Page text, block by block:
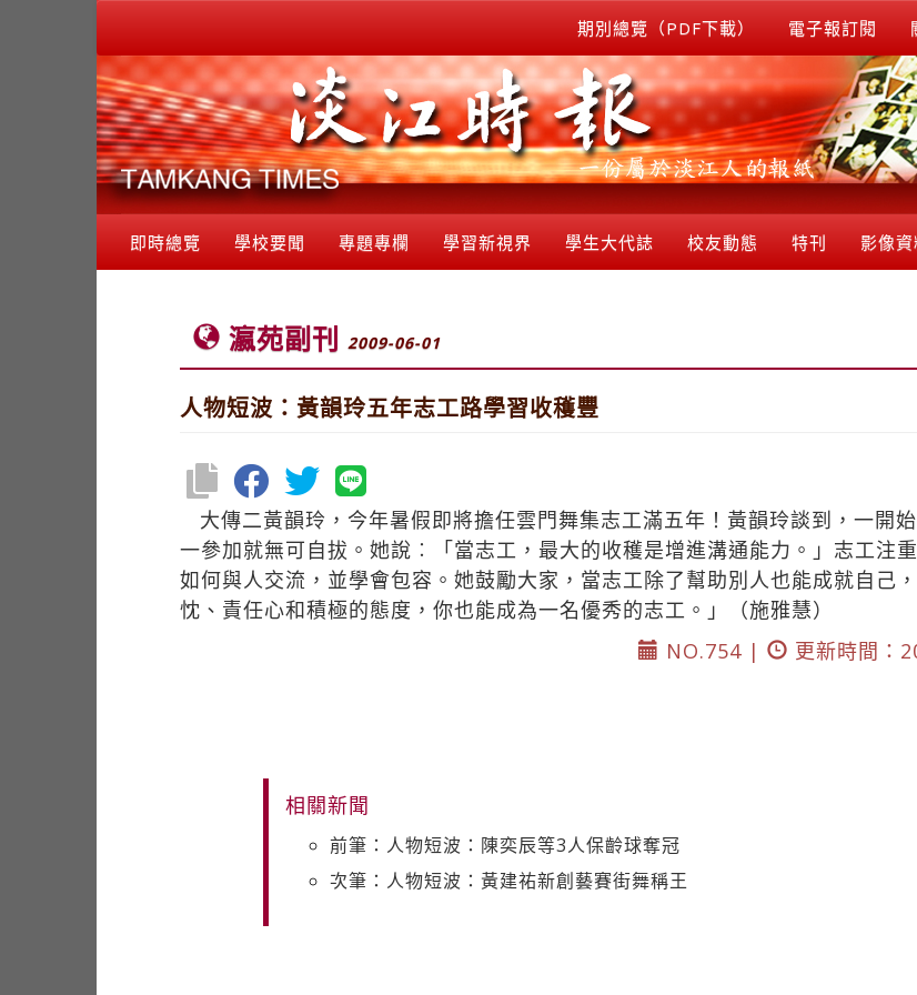
期別總覽（PDF下載） 電子報訂閱
即時總覽 學校要聞 專題專欄 學習新視界 學生大代誌 校友動態 特刊 影像
瀛苑副刊 2009-06-01
人物短波：黃韻玲五年志工路學習收穫豐
大傳二黃韻玲，今年暑假即將擔任雲門舞集志工滿五年！黃韻玲談到，一開
一參加就無可自拔。她說︰「當志工，最大的收穫是增進溝通能力。」志工注
如何與人交流，並學會包容。她鼓勵大家，當志工除了幫助別人也能成就自己
忱、責任心和積極的態度，你也能成為一名優秀的志工。」（施雅慧）
NO.754 |
更新時間：
相關新聞
前筆：人物短波：陳奕辰等3人保齡球奪冠
次筆：人物短波：黃建祐新創藝賽街舞稱王